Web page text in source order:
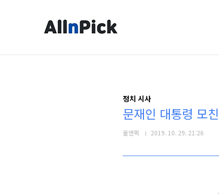
정치 시사
문재인 대통령 모
올앤픽 2019. 10. 29. 21:26